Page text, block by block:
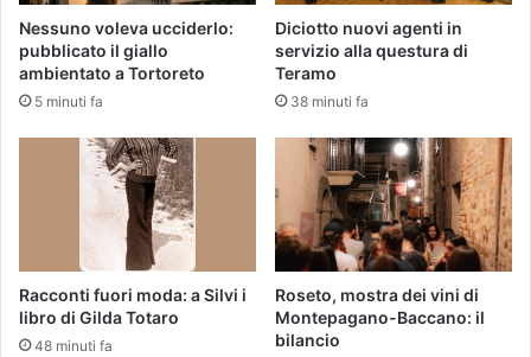
Nessuno voleva ucciderlo:
pubblicato il giallo
ambientato a Tortoreto
5 minuti fa
Diciotto nuovi agenti in
servizio alla questura di
Teramo
38 minuti fa
Racconti fuori moda: a Silvi i
libro di Gilda Totaro
48 minuti fa
Roseto, mostra dei vini di
Montepagano-Baccano: il
bilancio